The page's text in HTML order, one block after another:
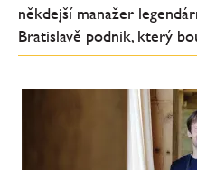
někdejší manažer
Bratislavě podnik, který